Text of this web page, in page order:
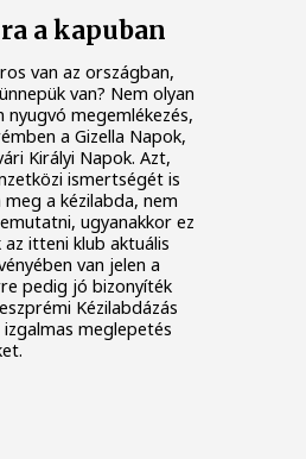
a kapuban
van az országban,
van? Nem olyan
megemlékezés,
a Gizella Napok,
Királyi Napok. Azt,
ismertségét is
a kézilabda, nem
ugyanakkor ez
itteni klub aktuális
van jelen a
pedig jó bizonyíték
Kézilabdázás
meglepetés